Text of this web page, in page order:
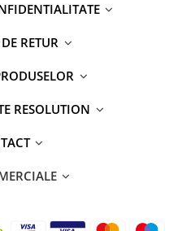
RETUR
RESOLUTION